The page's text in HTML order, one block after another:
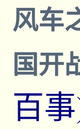
风车
国开
百